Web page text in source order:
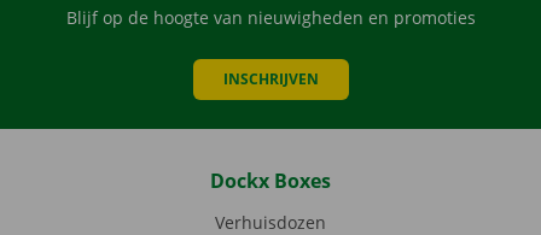
Blijf op de hoogte van nieuwigheden en promoties
INSCHRIJVEN
Dockx Boxes
Verhuisdozen